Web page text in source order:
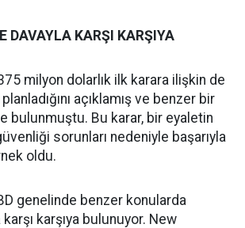
DAVAYLA KARŞI KARŞIYA
milyon dolarlık ilk karara ilişkin de
açıklamış ve benzer bir
bulunmuştu. Bu karar, bir eyaletin
sorunları nedeniyle başarıyla
oldu.
genelinde benzer konularda
karşıya bulunuyor. New